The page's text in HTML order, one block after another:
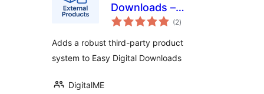
Downloads –
External Products
(2valoracións
totais
)
Adds a robust third-party product
system to Easy Digital Downloads
DigitalME